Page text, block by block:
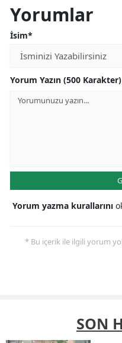
Yorumlar
İsim*
Yorum Yazın (500 Karakter)
Yorum yazma kurallarını
* Bu içerik ile ilgili yorum
SON